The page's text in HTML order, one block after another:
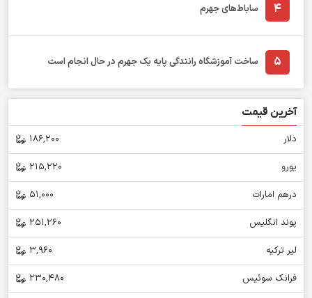
4 ساباط‌های جهرم
5 ساخت آموزشگاه رانندگی پایه یک جهرم در حال انجام است
آخرین قیمت
دلار
186,200
یورو
215,220
درهم امارات
51,000
پوند انگلیس
251,260
لیر ترکیه
3,960
فرانک سوئیس
230,480